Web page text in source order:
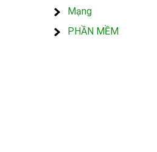
Mạng
PHẦN MỀM